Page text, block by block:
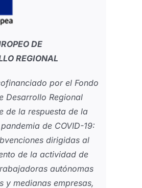
DE
REGIONAL
por el Fondo
Desarrollo Regional
de la respuesta de la
de COVID-19:
dirigidas al
de la actividad de
autónomas
y medianas empresas,